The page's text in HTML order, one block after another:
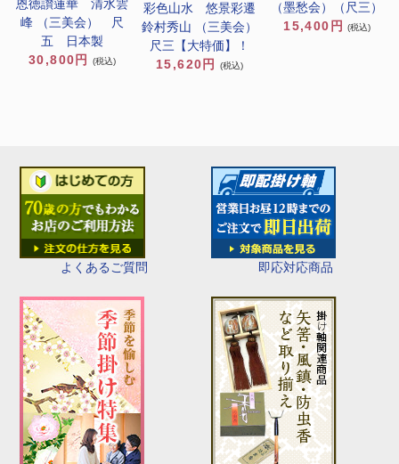
よくあるご質問 即応対応商品
恩徳讃蓮華 清水雲
峰 （三美会） 尺
五 日本製
30,800円
(税込)
彩色山水 悠景彩遷
鈴村秀山 （三美会）
尺三【大特価】！
15,620円
(税込)
（墨愁会）（尺三）
15,400円
(税込)